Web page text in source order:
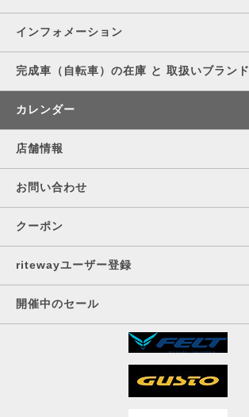
インフォメーション
完成車（自転車）の在庫 と 取扱いブランド
カレンダー
店舗情報
お問い合わせ
クーポン
ritewayユーザー登録
開催中のセール